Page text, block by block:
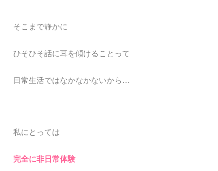
そこまで静かに
ひそひそ話に耳を傾けることって
日常生活ではなかなかないから …
私にとっては
完全に非日常体験